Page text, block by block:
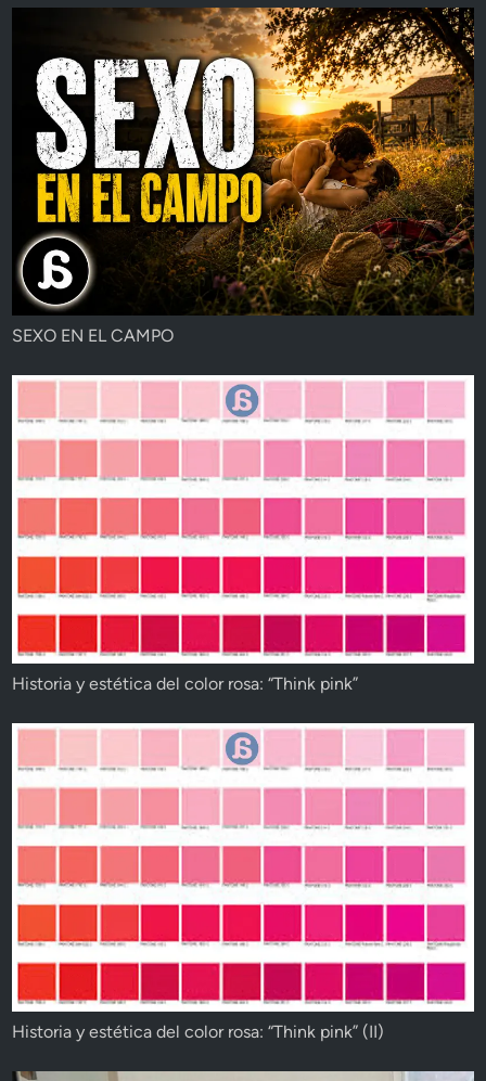
SEXO EN EL CAMPO
Historia y estética del color rosa: “Think pink”
Historia y estética del color rosa: “Think pink” (II)